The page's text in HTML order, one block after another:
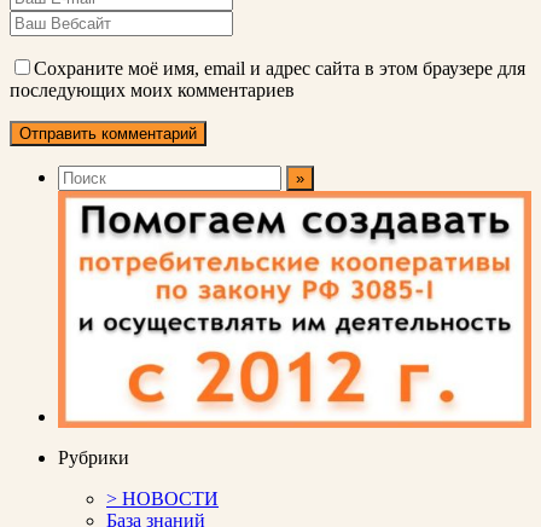
Сохраните моё имя, email и адрес сайта в этом браузере для
последующих моих комментариев
Рубрики
> НОВОСТИ
База знаний